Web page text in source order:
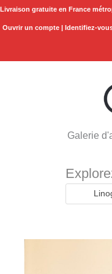
Aller
Livraison gratuite en France
Ouvrir un compte | Identifiez-
Galerie